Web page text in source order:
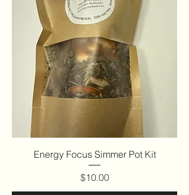
Energy Focus Simmer Pot Kit
मूल्य
$10.00